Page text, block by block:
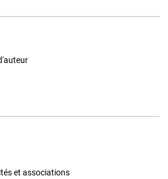
et associations